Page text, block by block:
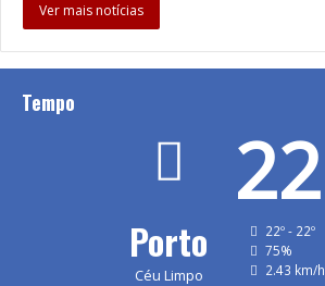
Ver mais notícias
Tempo
Porto
Céu Limpo
22
22º - 22º
75%
2.43 km/h